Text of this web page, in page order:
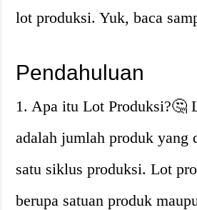
lot produksi. Yuk, baca
Pendahuluan
1. Apa itu Lot Produksi?🤔
adalah jumlah produk yang
satu siklus produksi. Lot
berupa satuan produk